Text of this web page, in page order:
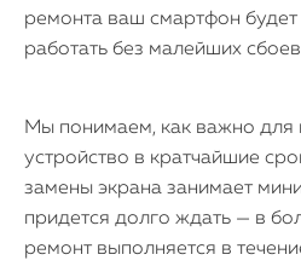
ремонта ваш смартфон будет
работать без малейших
Мы понимаем, как важно для
устройство в кратчайшие
замены экрана занимает
придется долго ждать — в
ремонт выполняется в